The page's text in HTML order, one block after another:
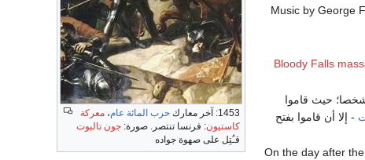
1453: آخر معارك حرب المائة عام، معركة
كاستيون: فرنسا تنتصر. صورة: جون تالبوت
قـُتِل على صهوة جواده
Music by George
Bloody Falls
يروح ضحيتها 1200 - 1500 شخصا؛ حيث قاموا
- إلا أن قاموا بفتح
- On the day after